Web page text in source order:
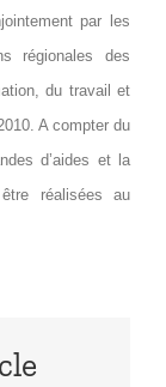
par les
régionales des
du travail et
A compter du
d’aides et la
réalisées au